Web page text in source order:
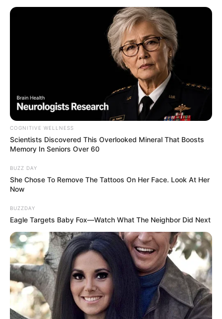
Szentkirályi Alexandra arról számolt be, hogy az
Országház elhagyása után leköpték és sértegették
COGNITIVE WELLNESS
Scientists Discovered This Overlooked Mineral That Boosts
Memory In Seniors Over 60
BUZZ DAY
She Chose To Remove The Tattoos On Her Face. Look At Her
Now
BUZZDAY
Eagle Targets Baby Fox—Watch What The Neighbor Did Next